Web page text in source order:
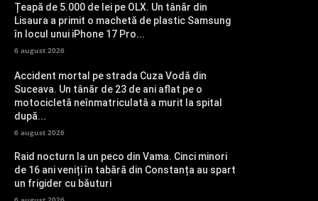
Țeapă de 5.000 de lei pe OLX. Un tânăr din
Lisaura a primit o machetă de plastic Samsung
în locul unui iPhone 17 Pro...
6 august 2026
Accident mortal pe strada Cuza Vodă din
Suceava. Un tânăr de 23 de ani aflat pe o
motocicletă neînmatriculată a murit la spital
după...
6 august 2026
Raid nocturn la un peco din Vama. Cinci minori
de 16 ani veniți în tabără din Constanța au spart
un frigider cu băuturi